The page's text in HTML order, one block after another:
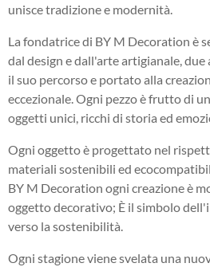
unisce tradizione e modernità.
La fondatrice di BY M Decoration è
dal design e dall'arte artigianale,
il suo percorso e portato alla
eccezionale. Ogni pezzo è frutto di
oggetti unici, ricchi di storia ed
Ogni oggetto è progettato nel
materiali sostenibili ed
BY M Decoration ogni creazione è
oggetto decorativo; È il simbolo
verso la sostenibilità.
Ogni stagione viene svelata una